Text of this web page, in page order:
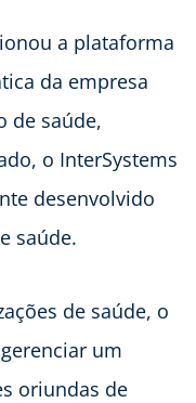
a plataforma
da empresa
de saúde,
o InterSystems
desenvolvido
saúde.
de saúde, o
um
oriundas de